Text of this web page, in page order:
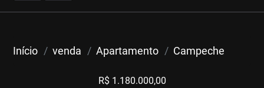
Início venda Apartamento Campeche
R$ 1.180.000,00